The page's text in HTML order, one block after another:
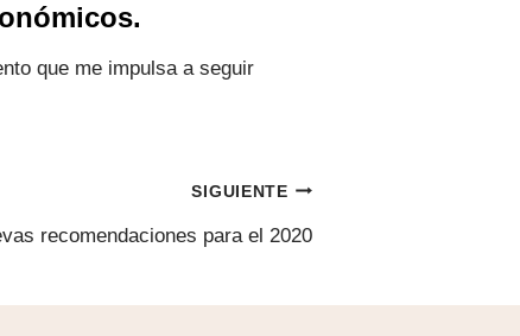
que me impulsa a seguir
SIGUIENTE
recomendaciones para el 2020